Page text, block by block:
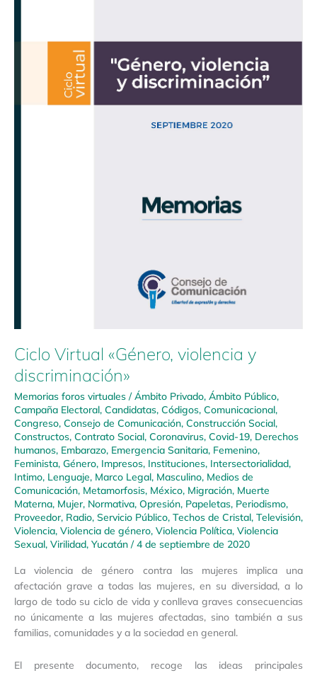
Ciclo Virtual «Género, violencia y
discriminación»
Memorias foros virtuales /Ámbito Privado, Ámbito Público,
Campaña Electoral, Candidatas, Códigos, Comunicacional,
Congreso, Consejo de Comunicación, Construcción Social,
Constructos, Contrato Social, Coronavirus, Covid-19, Derechos
humanos, Embarazo, Emergencia Sanitaria, Femenino,
Feminista, Género, Impresos, Instituciones, Intersectorialidad,
Intimo, Lenguaje, Marco Legal, Masculino, Medios de
Comunicación, Metamorfosis, México, Migración, Muerte
Materna, Mujer, Normativa, Opresión, Papeletas, Periodismo,
Proveedor, Radio, Servicio Público, Techos de Cristal, Televisión,
Violencia, Violencia de género, Violencia Política, Violencia
Sexual, Virilidad, Yucatán /4 de septiembre de 2020
La violencia de género contra las mujeres implica una
afectación grave a todas las mujeres, en su diversidad, a lo
largo de todo su ciclo de vida y conlleva graves consecuencias
no únicamente a las mujeres afectadas, sino también a sus
familias, comunidades y a la sociedad en general.
El presente documento, recoge las ideas principales